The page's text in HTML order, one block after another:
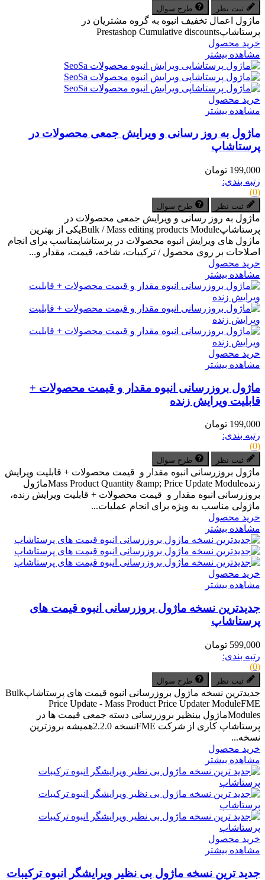
ثبت نظر طرح سوال
ماژول اعمال تخفیف انبوه به گروه مشتریان در
پرستاشاپPrestashop Cumulative discounts
خرید محصول
مشاهده بیشتر
خرید محصول
مشاهده بیشتر
ماژول به روز رسانی و ویرایش جمعی محصولات در
پرستاشاپ
199,000 تومان
رتبه بندی:
(0)
ثبت نظر طرح سوال
ماژول به روز رسانی و ویرایش جمعی محصولات در
پرستاشاپBulk / Mass editing products Moduleیکی از بهترین
ماژول های ویرایش انبوه محصولات در پرستاشاپمناسب برای انجام
اصلاحات بر روی محصول / ترکیبات، شاخه، قیمت، مقدار و...
خرید محصول
مشاهده بیشتر
خرید محصول
مشاهده بیشتر
ماژول بروزرسانی انبوه مقدار و قیمت محصولات +
قابلیت ویرایش زنده
199,000 تومان
رتبه بندی:
(0)
ثبت نظر طرح سوال
ماژول بروزرسانی انبوه مقدار و قیمت محصولات + قابلیت ویرایش
زندهMass Product Quantity &amp; Price Update Moduleماژول
بروزرسانی انبوه مقدار و قیمت محصولات + قابلیت ویرایش زنده،
ماژولی مناسب به ویژه برای انجام عملیات...
خرید محصول
مشاهده بیشتر
خرید محصول
مشاهده بیشتر
جدیدترین نسخه ماژول بروزرسانی انبوه قیمت های
پرستاشاپ
599,000 تومان
رتبه بندی:
(0)
ثبت نظر طرح سوال
جدیدترین نسخه ماژول بروزرسانی انبوه قیمت های پرستاشاپBulk
Price Update - Mass Product Price Updater ModuleFME
Modulesماژول بینظیر بروزرسانی دسته جمعی قیمت ها در
پرستاشاپ کاری از شرکت FMEنسخه 2.2.0همیشه بروزترین
نسخه...
خرید محصول
مشاهده بیشتر
خرید محصول
مشاهده بیشتر
جدید ترین نسخه ماژول بی نظیر ویرایشگر انبوه ترکیبات